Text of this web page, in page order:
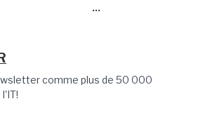
...
comme plus de 50 000